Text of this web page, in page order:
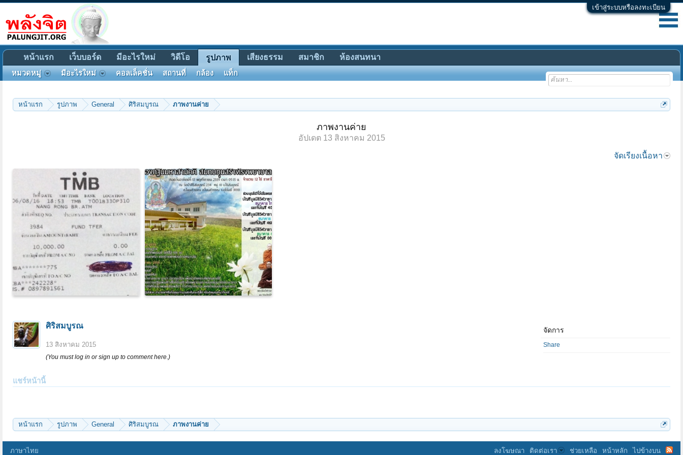
เข้าสู่ระบบหรือลงทะเบียน
หน้าแรก รูปภาพ General ศิริสมบูรณ ภาพงานค่าย
ภาพงานค่าย
อัปเดต 13 สิงหาคม 2015
จัดเรียงเนื้อหา
ศิริสมบูรณ
13 สิงหาคม 2015
(You must log in or sign up to comment here.)
จัดการ
Share
แชร์หน้านี้
หน้าแรก รูปภาพ General ศิริสมบูรณ ภาพงานค่าย
หน้าแรก เว็บบอร์ด มีอะไรใหม่ วิดีโอ รูปภาพ
หมวดหมู่ มีอะไรใหม่ คอลเล็คชั่น สถานที่ กล้อง แท็ก
เสียงธรรม สมาชิก ห้องสนทนา
ภาษาไทย ลงโฆษณา ติดต่อเรา ช่วยเหลือ หน้าหลัก ไปข้างบน